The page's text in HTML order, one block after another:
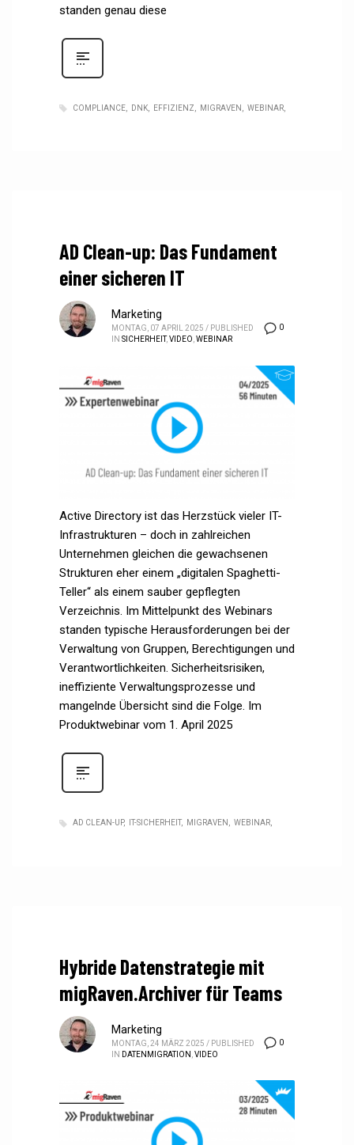
standen genau diese
COMPLIANCE DNK EFFIZIENZ MIGRAVEN WEBINAR
AD Clean-up: Das Fundament
einer sicheren IT
0
Marketing
MONTAG, 07 APRIL 2025 / PUBLISHED
IN SICHERHEIT,VIDEO,WEBINAR
Active Directory ist das Herzstück vieler IT-
Infrastrukturen – doch in zahlreichen
Unternehmen gleichen die gewachsenen
Strukturen eher einem „digitalen Spaghetti-
Teller“ als einem sauber gepflegten
Verzeichnis. Im Mittelpunkt des Webinars
standen typische Herausforderungen bei der
Verwaltung von Gruppen, Berechtigungen und
Verantwortlichkeiten. Sicherheitsrisiken,
ineffiziente Verwaltungsprozesse und
mangelnde Übersicht sind die Folge. Im
Produktwebinar vom 1. April 2025
AD CLEAN-UP IT-SICHERHEIT MIGRAVEN WEBINAR
Hybride Datenstrategie mit
migRaven.Archiver für Teams
0
Marketing
MONTAG, 24 MÄRZ 2025 / PUBLISHED
IN DATENMIGRATION VIDEO